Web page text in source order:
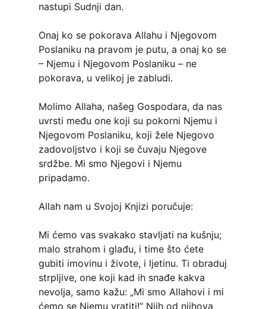
nastupi Sudnji dan.
Onaj ko se pokorava Allahu i Njegovom
Poslaniku na pravom je putu, a onaj ko se
– Njemu i Njegovom Poslaniku – ne
pokorava, u velikoj je zabludi.
Molimo Allaha, našeg Gospodara, da nas
uvrsti među one koji su pokorni Njemu i
Njegovom Poslaniku, koji žele Njegovo
zadovoljstvo i koji se čuvaju Njegove
srdžbe. Mi smo Njegovi i Njemu
pripadamo.
Allah nam u Svojoj Knjizi poručuje:
Mi ćemo vas svakako stavljati na kušnju;
malo strahom i glađu, i time što ćete
gubiti imovinu i živote, i ljetinu. Ti obraduj
strpljive, one koji kad ih snađe kakva
nevolja, samo kažu: „Mi smo Allahovi i mi
ćemo se Njemu vratiti!“ Njih od njihova